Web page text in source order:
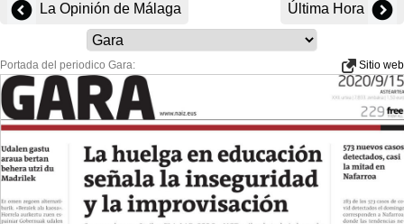
La Opinión de Málaga Última Hora
Portada del periodico Gara: Sitio web